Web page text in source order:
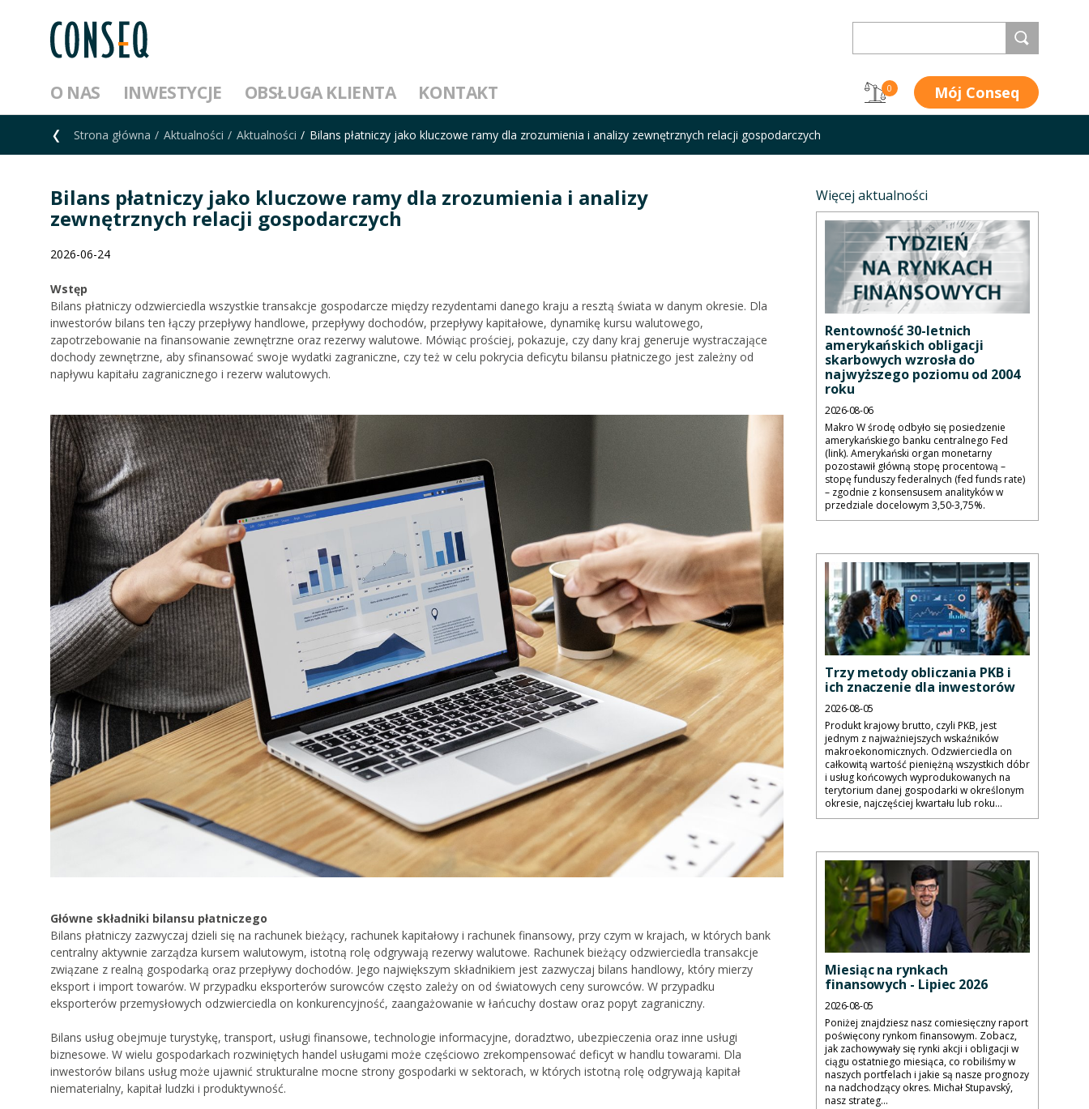
O NAS INWESTYCJE OBSŁUGA KLIENTA KONTAKT 0 Mój Conseq
Strona główna Aktualności Aktualności Bilans płatniczy jako kluczowe ramy dla zrozumienia i analizy zewnętrznych relacji gospodarczych
Bilans płatniczy jako kluczowe ramy dla zrozumienia i analizy
zewnętrznych relacji gospodarczych
2026-06-24
Wstęp
Bilans płatniczy odzwierciedla wszystkie transakcje gospodarcze między rezydentami danego kraju a resztą świata w danym okresie. Dla
inwestorów bilans ten łączy przepływy handlowe, przepływy dochodów, przepływy kapitałowe, dynamikę kursu walutowego,
zapotrzebowanie na finansowanie zewnętrzne oraz rezerwy walutowe. Mówiąc prościej, pokazuje, czy dany kraj generuje wystraczające
dochody zewnętrzne, aby sfinansować swoje wydatki zagraniczne, czy też w celu pokrycia deficytu bilansu płatniczego jest zależny od
napływu kapitału zagranicznego i rezerw walutowych.
Główne składniki bilansu płatniczego
Bilans płatniczy zazwyczaj dzieli się na rachunek bieżący, rachunek kapitałowy i rachunek finansowy, przy czym w krajach, w których bank
centralny aktywnie zarządza kursem walutowym, istotną rolę odgrywają rezerwy walutowe. Rachunek bieżący odzwierciedla transakcje
związane z realną gospodarką oraz przepływy dochodów. Jego największym składnikiem jest zazwyczaj bilans handlowy, który mierzy
eksport i import towarów. W przypadku eksporterów surowców często zależy on od światowych ceny surowców. W przypadku
eksporterów przemysłowych odzwierciedla on konkurencyjność, zaangażowanie w łańcuchy dostaw oraz popyt zagraniczny.
Bilans usług obejmuje turystykę, transport, usługi finansowe, technologie informacyjne, doradztwo, ubezpieczenia oraz inne usługi
biznesowe. W wielu gospodarkach rozwiniętych handel usługami może częściowo zrekompensować deficyt w handlu towarami. Dla
inwestorów bilans usług może ujawnić strukturalne mocne strony gospodarki w sektorach, w których istotną rolę odgrywają kapitał
niematerialny, kapitał ludzki i produktywność.
Więcej aktualności
Rentowność 30-letnich
amerykańskich obligacji
skarbowych wzrosła do
najwyższego poziomu od 2004
roku
2026-08-06
Makro W środę odbyło się posiedzenie
amerykańskiego banku centralnego Fed
(link). Amerykański organ monetarny
pozostawił główną stopę procentową –
stopę funduszy federalnych (fed funds rate)
– zgodnie z konsensusem analityków w
przedziale docelowym 3,50-3,75%.
Trzy metody obliczania PKB i
ich znaczenie dla inwestorów
2026-08-05
Produkt krajowy brutto, czyli PKB, jest
jednym z najważniejszych wskaźników
makroekonomicznych. Odzwierciedla on
całkowitą wartość pieniężną wszystkich dóbr
i usług końcowych wyprodukowanych na
terytorium danej gospodarki w określonym
okresie, najczęściej kwartału lub roku...
Miesiąc na rynkach
finansowych - Lipiec 2026
2026-08-05
Poniżej znajdziesz nasz comiesięczny raport
poświęcony rynkom finansowym. Zobacz,
jak zachowywały się rynki akcji i obligacji w
ciągu ostatniego miesiąca, co robiliśmy w
naszych portfelach i jakie są nasze prognozy
na nadchodzący okres. Michał Stupavský,
nasz strateg...